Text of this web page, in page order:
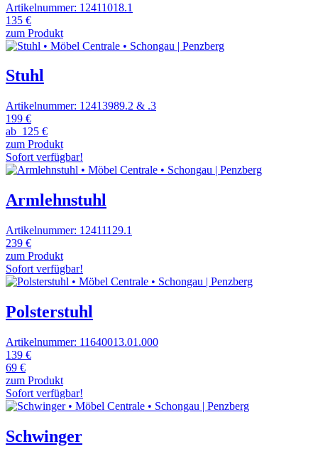
Artikelnummer: 12411018.1
135 €
zum Produkt
Stuhl
Artikelnummer: 12413989.2 & .3
199 €
ab 125 €
zum Produkt
Sofort verfügbar!
Armlehnstuhl
Artikelnummer: 12411129.1
239 €
zum Produkt
Sofort verfügbar!
Polsterstuhl
Artikelnummer: 11640013.01.000
139 €
69 €
zum Produkt
Sofort verfügbar!
Schwinger